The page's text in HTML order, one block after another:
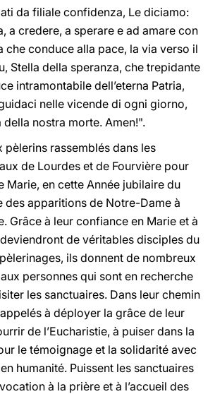
da filiale confidenza, Le diciamo:
a credere, a sperare e ad amare con
che conduce alla pace, la via verso il
Stella della speranza, che trepidante
intramontabile dell’eterna Patria,
nelle vicende di ogni giorno,
della nostra morte. Amen!".
pèlerins rassemblés dans les
de Lourdes et de Fourvière pour
Marie, en cette Année jubilaire du
des apparitions de Notre-Dame à
Grâce à leur confiance en Marie et à
de véritables disciples du
ils donnent de nombreux
personnes qui sont en recherche
les sanctuaires. Dans leur chemin
à déployer la grâce de leur
de l’Eucharistie, à puiser dans la
le témoignage et la solidarité avec
humanité. Puissent les sanctuaires
à la prière et à l’accueil des